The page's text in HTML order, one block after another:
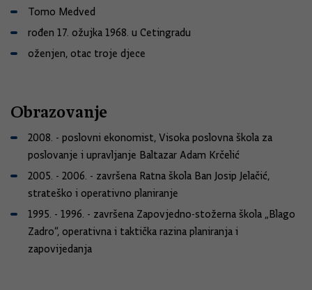
Tomo Medved
rođen 17. ožujka 1968. u Cetingradu
oženjen, otac troje djece
Obrazovanje
2008. - poslovni ekonomist, Visoka poslovna škola za
poslovanje i upravljanje Baltazar Adam Krčelić
2005. - 2006. - završena Ratna škola Ban Josip Jelačić,
strateško i operativno planiranje
1995. - 1996. - završena Zapovjedno-stožerna škola „Blago
Zadro“, operativna i taktička razina planiranja i
zapovijedanja